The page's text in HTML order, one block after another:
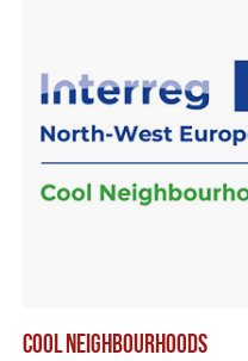
COOL NEIGHBOURHOODS